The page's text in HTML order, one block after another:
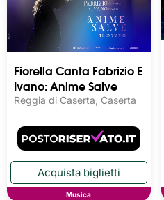
Fiorella Canta Fabrizio E
Ivano: Anime Salve
Reggia di Caserta, Caserta
Musica